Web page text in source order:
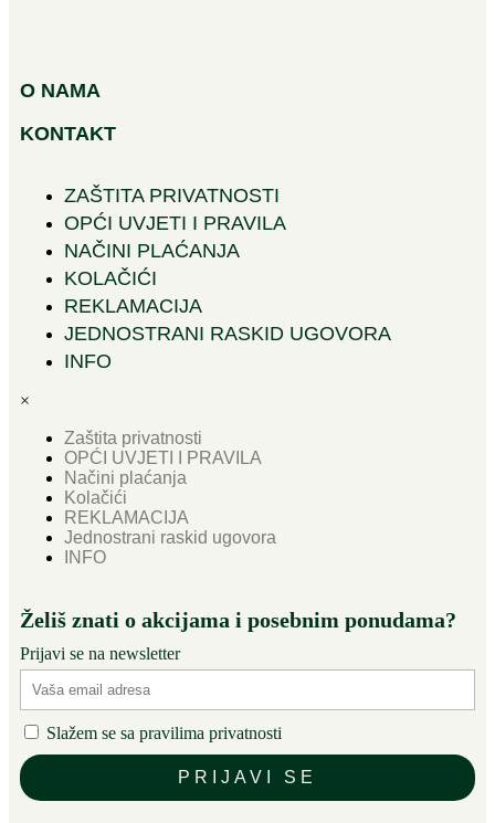
O NAMA
KONTAKT
ZAŠTITA PRIVATNOSTI
OPĆI UVJETI I PRAVILA
NAČINI PLAĆANJA
KOLAČIĆI
REKLAMACIJA
JEDNOSTRANI RASKID UGOVORA
INFO
×
Zaštita privatnosti
OPĆI UVJETI I PRAVILA
Načini plaćanja
Kolačići
REKLAMACIJA
Jednostrani raskid ugovora
INFO
Želiš znati o akcijama i posebnim ponudama?
Prijavi se na newsletter
Slažem se sa pravilima privatnosti